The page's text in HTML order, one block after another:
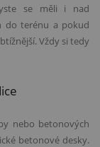
se měli i nad
do terénu a pokud
Vždy si tedy
nebo betonových
é betonové desky.